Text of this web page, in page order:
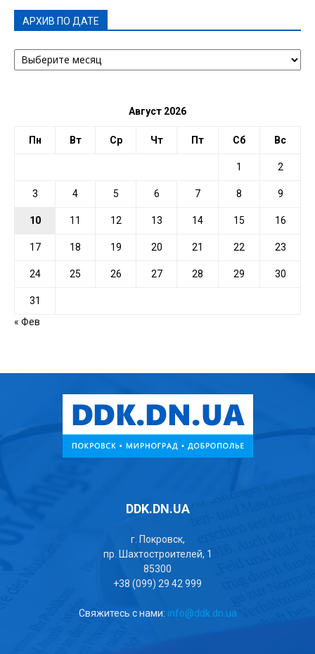
АРХИВ ПО ДАТЕ
АРХИВ
ПО
Август 2026
Пн Вт Ср Чт Пт Сб Вс
1 2
3 4 5 6 7 8 9
10 11 12 13 14 15 16
17 18 19 20 21 22 23
24 25 26 27 28 29 30
31
« Фев
DDK.DN.UA
г. Покровск,
пр. Шахтостроителей, 1
85300
+38 (099) 29 42 999
Свяжитесь с нами: info@ddk.dn.ua